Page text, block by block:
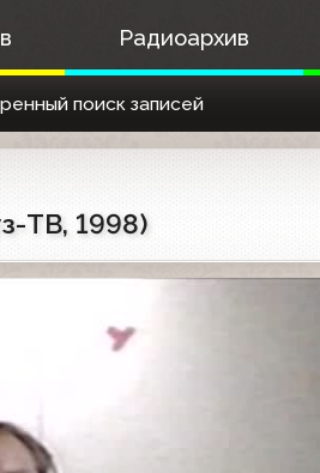
Радиоархив
поиск записей
ТВ, 1998)